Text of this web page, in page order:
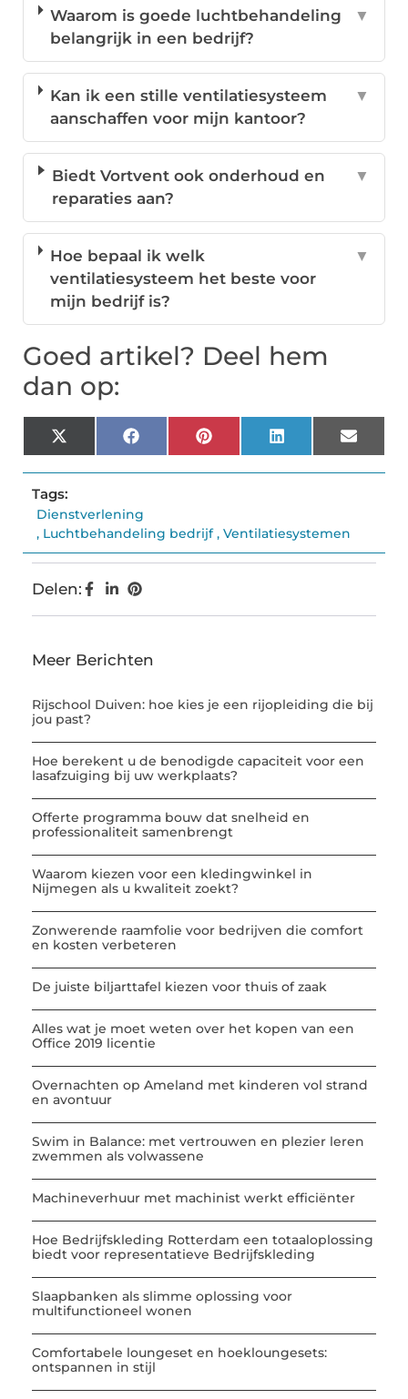
Waarom is goede luchtbehandeling
belangrijk in een bedrijf?
▼
Kan ik een stille ventilatiesysteem
aanschaffen voor mijn kantoor?
▼
Biedt Vortvent ook onderhoud en
reparaties aan?
▼
Hoe bepaal ik welk
ventilatiesysteem het beste voor
mijn bedrijf is?
▼
Goed artikel? Deel hem
dan op:
X
(Twitter)
FacebookPinterestLinkedInEmail
Tags:
Dienstverlening
, Luchtbehandeling bedrijf, Ventilatiesystemen
Delen:
Meer Berichten
Rijschool Duiven: hoe kies je een rijopleiding die bij
jou past?
Hoe berekent u de benodigde capaciteit voor een
lasafzuiging bij uw werkplaats?
Offerte programma bouw dat snelheid en
professionaliteit samenbrengt
Waarom kiezen voor een kledingwinkel in
Nijmegen als u kwaliteit zoekt?
Zonwerende raamfolie voor bedrijven die comfort
en kosten verbeteren
De juiste biljarttafel kiezen voor thuis of zaak
Alles wat je moet weten over het kopen van een
Office 2019 licentie
Overnachten op Ameland met kinderen vol strand
en avontuur
Swim in Balance: met vertrouwen en plezier leren
zwemmen als volwassene
Machineverhuur met machinist werkt efficiënter
Hoe Bedrijfskleding Rotterdam een totaaloplossing
biedt voor representatieve Bedrijfskleding
Slaapbanken als slimme oplossing voor
multifunctioneel wonen
Comfortabele loungeset en hoekloungesets:
ontspannen in stijl